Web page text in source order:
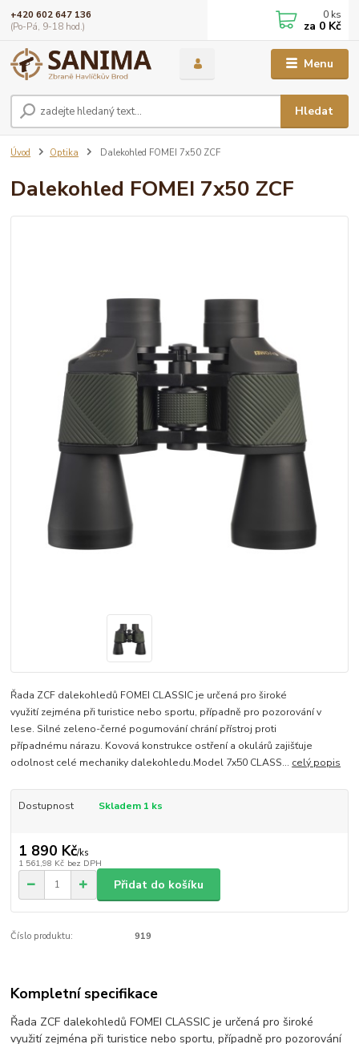
Menu
Hledat
+420 602 647 136
(Po-Pá, 9-18 hod.)
0 ks
za 0 Kč
Úvod Optika Dalekohled FOMEI 7x50 ZCF
Dalekohled FOMEI 7x50 ZCF
Řada ZCF dalekohledů FOMEI CLASSIC je určená pro široké
využití zejména při turistice nebo sportu, případně pro pozorování v
lese. Silné zeleno-černé pogumování chrání přístroj proti
případnému nárazu. Kovová konstrukce ostření a okulárů zajišťuje
odolnost celé mechaniky dalekohledu.Model 7x50 CLASS... celý popis
Dostupnost Skladem 1 ks
1 890 Kč/ks
1 561,98 Kč bez DPH
Přidat do košíku
Číslo produktu: 919
Kompletní specifikace
Řada ZCF dalekohledů FOMEI CLASSIC je určená pro široké
využití zejména při turistice nebo sportu, případně pro pozorování